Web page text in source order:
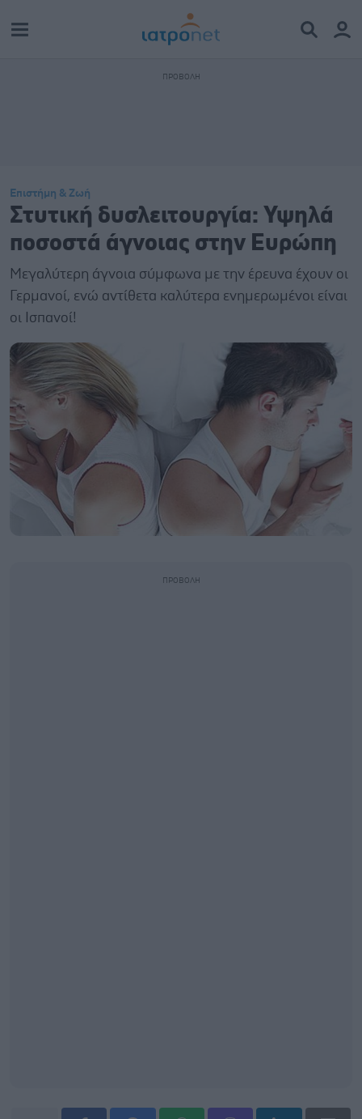
Επιστήμη & Ζωή
Στυτική δυσλειτουργία: Υψηλά
ποσοστά άγνοιας στην Ευρώπη
Μεγαλύτερη άγνοια σύμφωνα με την έρευνα έχουν οι
Γερμανοί, ενώ αντίθετα καλύτερα ενημερωμένοι είναι
οι Ισπανοί!